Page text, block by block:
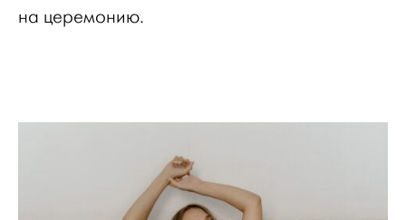
на церемонию.